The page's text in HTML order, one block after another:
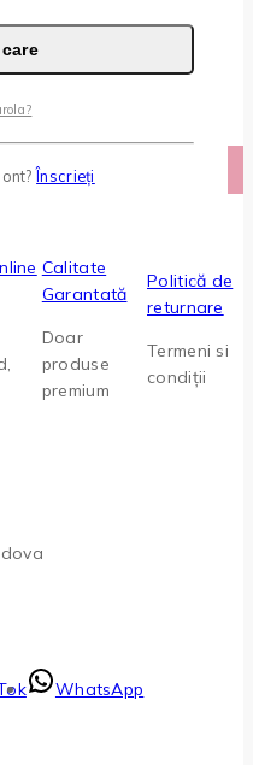
prețuri: 0 MDL până la
Calitate
Garantată
Doar
produse
premium
Politică de
returnare
Termeni si
condiții
WhatsApp
Înscrieți